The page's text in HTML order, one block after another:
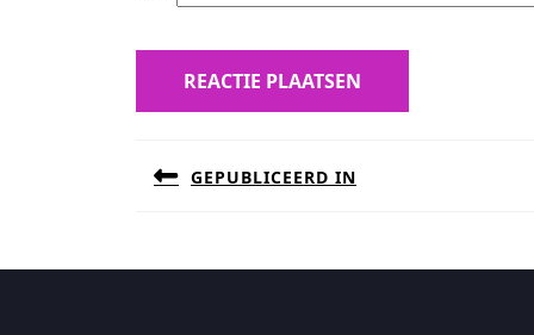
navigatie
GEPUBLICEERD IN